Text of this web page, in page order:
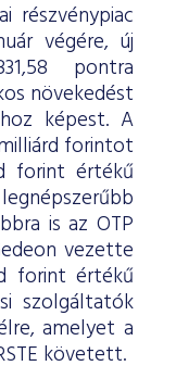
részvénypiac
végére, új
pontra
növekedést
képest. A
forintot
forint értékű
is az OTP
vezette
forint értékű
szolgáltatók
amelyet a
követett.